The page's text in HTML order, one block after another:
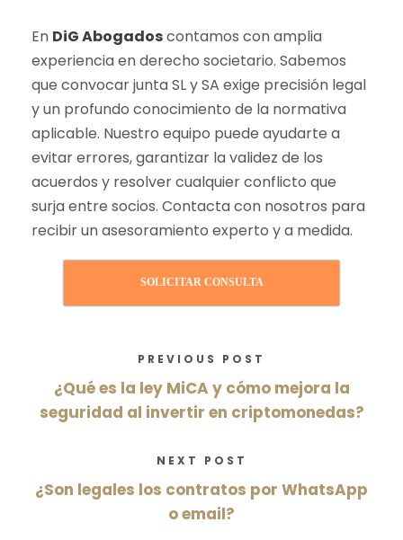
En DiG Abogadoscontamos con amplia
experiencia en derecho societario. Sabemos
que convocar junta SL y SA exige precisión legal
y un profundo conocimiento de la normativa
aplicable. Nuestro equipo puede ayudarte a
evitar errores, garantizar la validez de los
acuerdos y resolver cualquier conflicto que
surja entre socios. Contacta con nosotros para
recibir un asesoramiento experto y a medida.
SOLICITAR CONSULTA
PREVIOUS POST
¿Qué es la ley MiCA y cómo mejora la
seguridad al invertir en criptomonedas?
NEXT POST
¿Son legales los contratos por WhatsApp
o email?